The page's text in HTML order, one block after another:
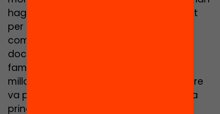
hagut de treballar en un primer moment
per assegurar que tots el seu alumnat
comptava amb les eines per seguir la
docència en línia. La relació amb les
famílies, a l’institut escola El Til·ler ha
millorat molt gràcies a l’
que el centre
va posar a disposició de pares i mares a
principi de curs com una eina de